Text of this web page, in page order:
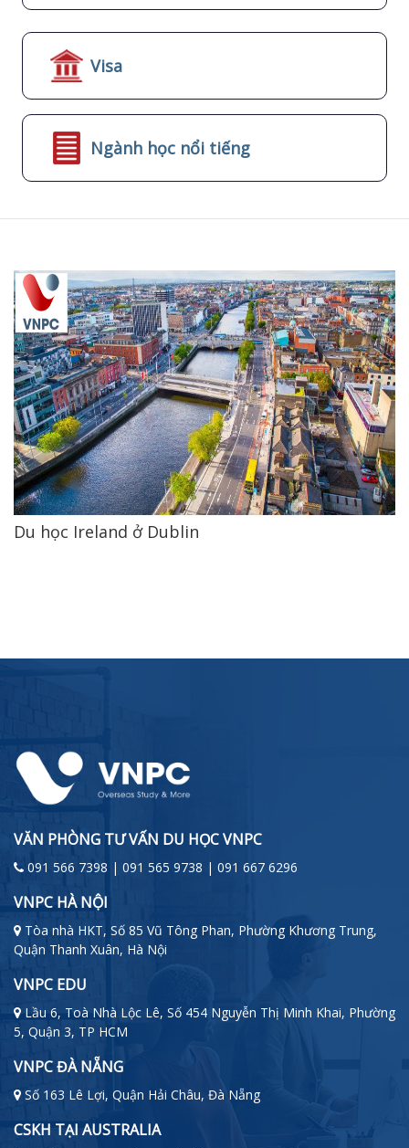
Visa
Ngành học nổi tiếng
Du học Ireland ở Dublin
VĂN PHÒNG TƯ VẤN DU HỌC VNPC
091 566 7398 | 091 565 9738 | 091 667 6296
VNPC HÀ NỘI
Tòa nhà HKT, Số 85 Vũ Tông Phan, Phường Khương Trung,
Quận Thanh Xuân, Hà Nội
VNPC EDU
Lầu 6, Toà Nhà Lộc Lê, Số 454 Nguyễn Thị Minh Khai, Phường
5, Quận 3, TP HCM
VNPC ĐÀ NẴNG
Số 163 Lê Lợi, Quận Hải Châu, Đà Nẵng
CSKH TẠI AUSTRALIA